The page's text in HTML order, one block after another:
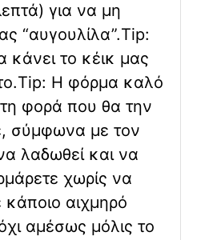
για να μη
“αυγουλίλα”.Tip:
κάνει το κέικ μας
Tip: Η φόρμα καλό
φορά που θα την
σύμφωνα με τον
λαδωθεί και να
χωρίς να
κάποιο αιχμηρό
αμέσως μόλις το